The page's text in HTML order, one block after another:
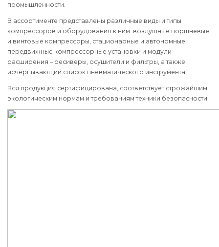
промышленности.
В ассортименте представлены различные виды и типы
компрессоров и оборудования к ним: воздушные поршневые
и винтовые компрессоры, стационарные и автономные
передвижные компрессорные установки и модули
расширения – ресиверы, осушители и фильтры, а также
исчерпывающий список пневматического инструмента
Вся продукция сертифицирована, соответствует строжайшим
экологическим нормам и требованиям техники безопасности.